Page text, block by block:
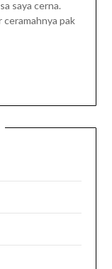
saya cerna.
pak